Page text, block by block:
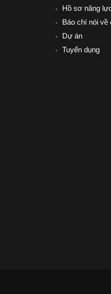
Hồ sơ năng
Báo chí nói về
Dự án
Tuyển dụng